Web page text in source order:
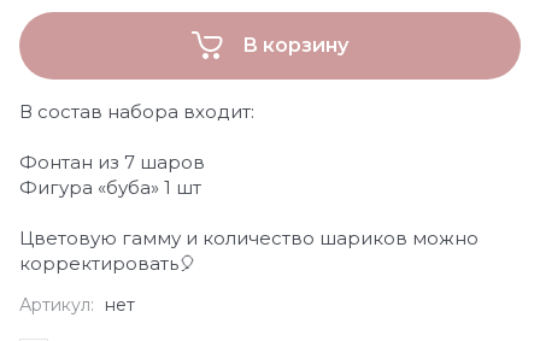
В корзину
В состав набора входит:
Фонтан из 7 шаров
Фигура «буба» 1 шт
Цветовую гамму и количество шариков можно
корректировать🎈
Артикул: нет